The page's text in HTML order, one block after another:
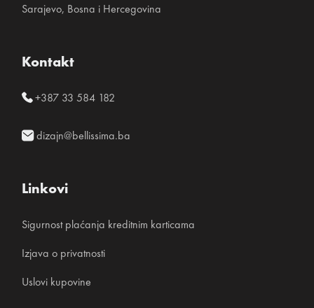
Sarajevo, Bosna i Hercegovina
Kontakt
+387 33 584 182
dizajn@bellissima.ba
Linkovi
Sigurnost plaćanja kreditnim karticama
Izjava o privatnosti
Uslovi kupovine